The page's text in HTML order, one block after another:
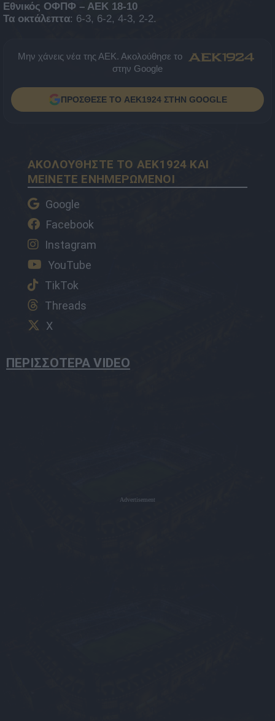
Εθνικός ΟΦΠΦ – ΑΕΚ 18-10
Τα οκτάλεπτα: 6-3, 6-2, 4-3, 2-2.
Μην χάνεις νέα της ΑΕΚ. Ακολούθησε το
στην Google
ΠΡΟΣΘΕΣΕ ΤΟ AEK1924 ΣΤΗΝ GOOGLE
ΑΚΟΛΟΥΘΗΣΤΕ ΤΟ AEK1924 ΚΑΙ
ΜΕΙΝΕΤΕ ΕΝΗΜΕΡΩΜΕΝΟΙ
Google
Facebook
Instagram
YouTube
TikTok
Threads
X
ΠΕΡΙΣΣΟΤΕΡΑ VIDEO
Advertisement